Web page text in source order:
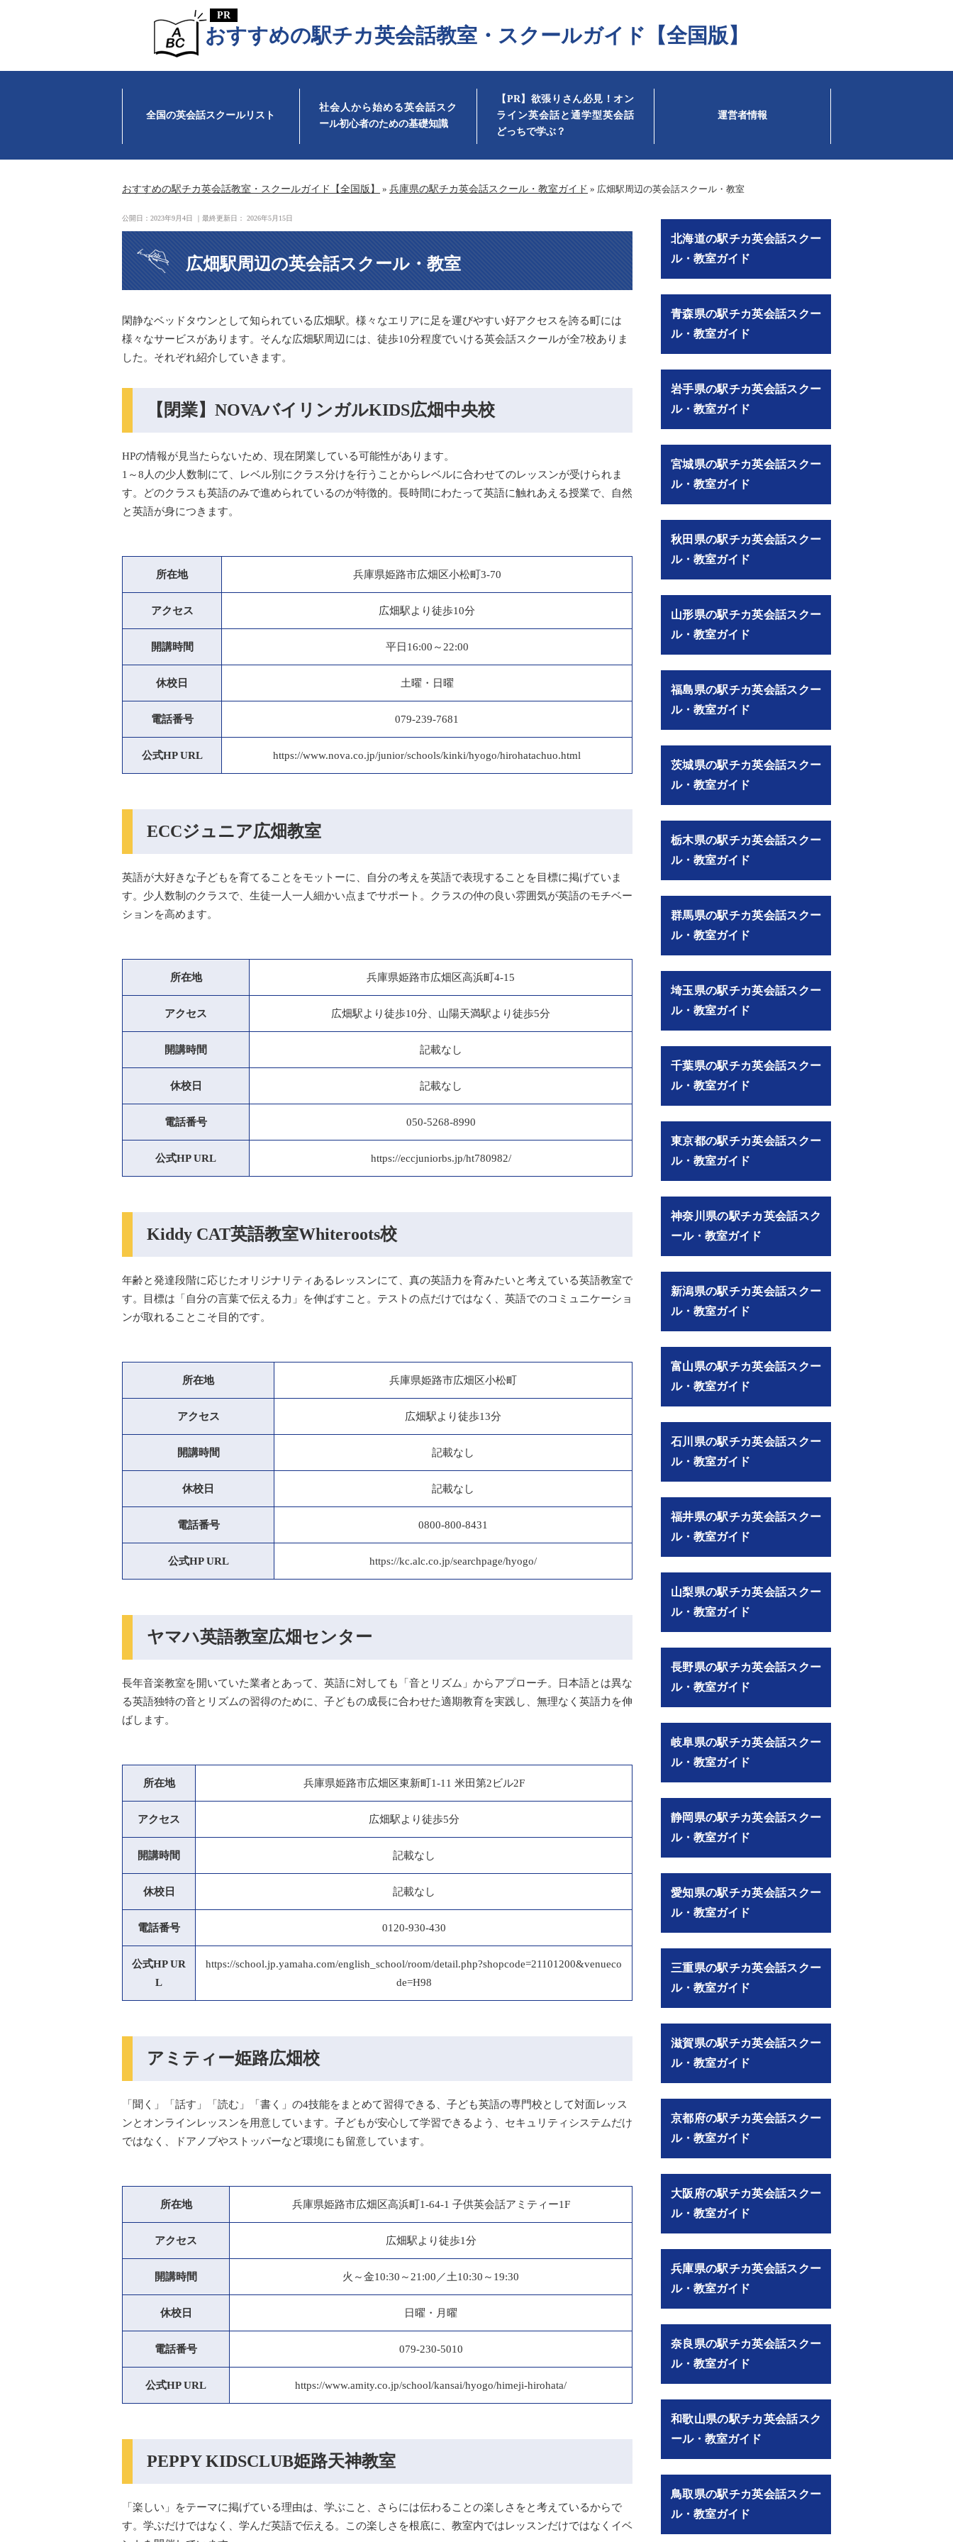
おすすめの駅チカ英会話教室・スクールガイド【全国版】
全国の英会話スクールリスト
社会人から始める英会話スク
ール初心者のための基礎知識
【PR】欲張りさん必見！オン
ライン英会話と通学型英会話
どっちで学ぶ？
運営者情報
おすすめの駅チカ英会話教室・スクールガイド【全国版】 » 兵庫県の駅チカ英会話スクール・教室ガイド » 広畑駅周辺の英会話スクール・教室
公開日： 2023年9月4日 ｜最終更新日： 2026年5月15日
広畑駅周辺の英会話スクール・教室
閑静なベッドタウンとして知られている広畑駅。様々なエリアに足を運びやすい好アクセスを誇る町には
様々なサービスがあります。そんな広畑駅周辺には、徒歩10分程度でいける英会話スクールが全7校ありま
した。それぞれ紹介していきます。
【閉業】NOVAバイリンガルKIDS広畑中央校
HPの情報が見当たらないため、現在閉業している可能性があります。
1～8人の少人数制にて、レベル別にクラス分けを行うことからレベルに合わせてのレッスンが受けられま
す。どのクラスも英語のみで進められているのが特徴的。長時間にわたって英語に触れあえる授業で、自然
と英語が身につきます。
所在地 兵庫県姫路市広畑区小松町3-70
アクセス 広畑駅より徒歩10分
開講時間 平日16:00～22:00
休校日 土曜・日曜
電話番号 079-239-7681
公式HP URL https://www.nova.co.jp/junior/schools/kinki/hyogo/hirohatachuo.html
ECCジュニア広畑教室
英語が大好きな子どもを育てることをモットーに、自分の考えを英語で表現することを目標に掲げていま
す。少人数制のクラスで、生徒一人一人細かい点までサポート。クラスの仲の良い雰囲気が英語のモチベー
ションを高めます。
所在地 兵庫県姫路市広畑区高浜町4-15
アクセス 広畑駅より徒歩10分、山陽天満駅より徒歩5分
開講時間 記載なし
休校日 記載なし
電話番号 050-5268-8990
公式HP URL https://eccjuniorbs.jp/ht780982/
Kiddy CAT英語教室Whiteroots校
年齢と発達段階に応じたオリジナリティあるレッスンにて、真の英語力を育みたいと考えている英語教室で
す。目標は「自分の言葉で伝える力」を伸ばすこと。テストの点だけではなく、英語でのコミュニケーショ
ンが取れることこそ目的です。
所在地 兵庫県姫路市広畑区小松町
アクセス 広畑駅より徒歩13分
開講時間 記載なし
休校日 記載なし
電話番号 0800-800-8431
公式HP URL https://kc.alc.co.jp/searchpage/hyogo/
ヤマハ英語教室広畑センター
長年音楽教室を開いていた業者とあって、英語に対しても「音とリズム」からアプローチ。日本語とは異な
る英語独特の音とリズムの習得のために、子どもの成長に合わせた適期教育を実践し、無理なく英語力を伸
ばします。
所在地 兵庫県姫路市広畑区東新町1-11 米田第2ビル2F
アクセス 広畑駅より徒歩5分
開講時間 記載なし
休校日 記載なし
電話番号 0120-930-430
公式HP UR
L
https://school.jp.yamaha.com/english_school/room/detail.php?shopcode=21101200&venueco
de=H98
アミティー姫路広畑校
「聞く」「話す」「読む」「書く」の4技能をまとめて習得できる、子ども英語の専門校として対面レッス
ンとオンラインレッスンを用意しています。子どもが安心して学習できるよう、セキュリティシステムだけ
ではなく、ドアノブやストッパーなど環境にも留意しています。
所在地 兵庫県姫路市広畑区高浜町1-64-1 子供英会話アミティー1F
アクセス 広畑駅より徒歩1分
開講時間 火～金10:30～21:00／土10:30～19:30
休校日 日曜・月曜
電話番号 079-230-5010
公式HP URL https://www.amity.co.jp/school/kansai/hyogo/himeji-hirohata/
PEPPY KIDSCLUB姫路天神教室
「楽しい」をテーマに掲げている理由は、学ぶこと、さらには伝わることの楽しさをと考えているからで
す。学ぶだけではなく、学んだ英語で伝える。この楽しさを根底に、教室内ではレッスンだけではなくイベ
北海道の駅チカ英会話スクー
ル・教室ガイド
青森県の駅チカ英会話スクー
ル・教室ガイド
岩手県の駅チカ英会話スクー
ル・教室ガイド
宮城県の駅チカ英会話スクー
ル・教室ガイド
秋田県の駅チカ英会話スクー
ル・教室ガイド
山形県の駅チカ英会話スクー
ル・教室ガイド
福島県の駅チカ英会話スクー
ル・教室ガイド
茨城県の駅チカ英会話スクー
ル・教室ガイド
栃木県の駅チカ英会話スクー
ル・教室ガイド
群馬県の駅チカ英会話スクー
ル・教室ガイド
埼玉県の駅チカ英会話スクー
ル・教室ガイド
千葉県の駅チカ英会話スクー
ル・教室ガイド
東京都の駅チカ英会話スクー
ル・教室ガイド
神奈川県の駅チカ英会話スク
ール・教室ガイド
新潟県の駅チカ英会話スクー
ル・教室ガイド
富山県の駅チカ英会話スクー
ル・教室ガイド
石川県の駅チカ英会話スクー
ル・教室ガイド
福井県の駅チカ英会話スクー
ル・教室ガイド
山梨県の駅チカ英会話スクー
ル・教室ガイド
長野県の駅チカ英会話スクー
ル・教室ガイド
岐阜県の駅チカ英会話スクー
ル・教室ガイド
静岡県の駅チカ英会話スクー
ル・教室ガイド
愛知県の駅チカ英会話スクー
ル・教室ガイド
三重県の駅チカ英会話スクー
ル・教室ガイド
滋賀県の駅チカ英会話スクー
ル・教室ガイド
京都府の駅チカ英会話スクー
ル・教室ガイド
大阪府の駅チカ英会話スクー
ル・教室ガイド
兵庫県の駅チカ英会話スクー
ル・教室ガイド
奈良県の駅チカ英会話スクー
ル・教室ガイド
和歌山県の駅チカ英会話スク
ール・教室ガイド
鳥取県の駅チカ英会話スクー
ル・教室ガイド